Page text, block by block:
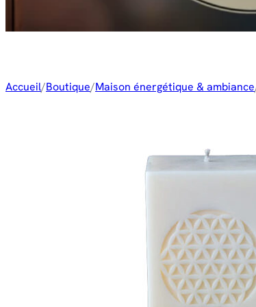
Accueil/Boutique/Maison énergétique & ambiance